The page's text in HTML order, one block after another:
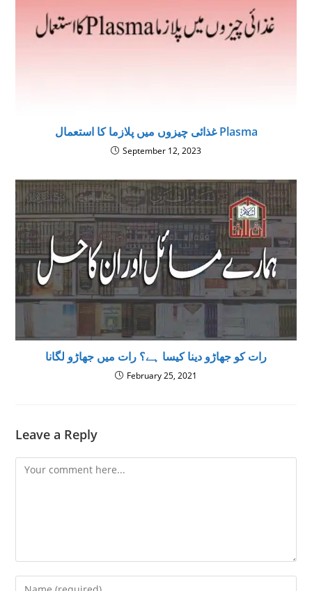
غذائی چیزوں میں پلازما کا استعمال Plasma
September 12, 2023
رات کو جھاڑو دینا کیسا ہے؟ رات میں جھاڑو لگانا
February 25, 2021
Leave a Reply
Comment
Enter